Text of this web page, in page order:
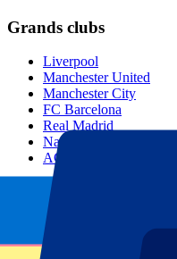
Grands clubs
Liverpool
Manchester United
Manchester City
FC Barcelona
Real Madrid
Napoli
AC Milan
Événements populaires
GP Espagne